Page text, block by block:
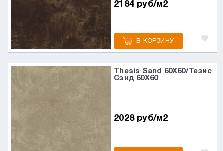
2184 руб/м2
В КОРЗИНУ
Thesis Sand 60X60/Тезис
Сэнд 60X60
2028 руб/м2